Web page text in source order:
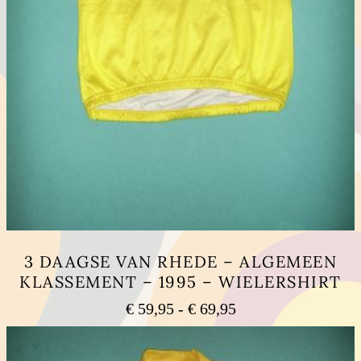
3 DAAGSE VAN RHEDE – ALGEMEEN
KLASSEMENT – 1995 – WIELERSHIRT
€59,95 - €69,95Prijsklasse:
€ 59,95
product